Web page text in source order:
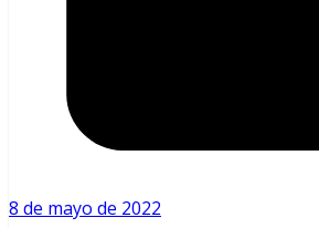
8 de mayo de 2022